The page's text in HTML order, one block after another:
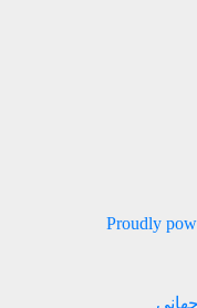
Proudly